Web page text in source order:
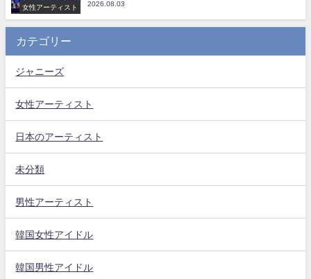
女性アーティスト 2026.08.03
カテゴリー
ジャニーズ
女性アーティスト
日本のアーティスト
未分類
男性アーティスト
韓国女性アイドル
韓国男性アイドル